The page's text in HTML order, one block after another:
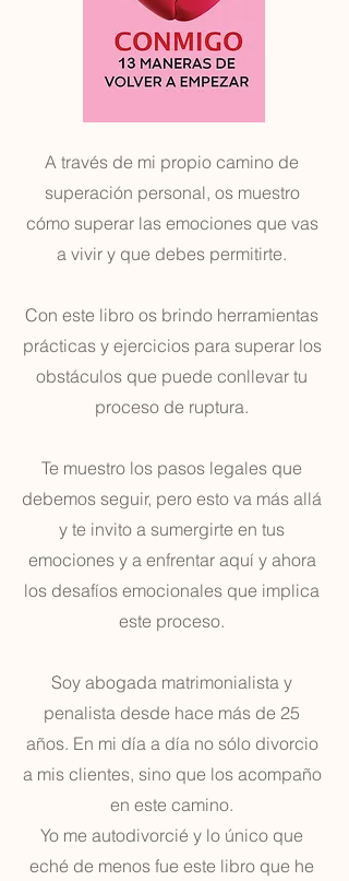
A través de mi propio camino de
superación personal, os muestro
cómo superar las emociones que vas
a vivir y que debes permitirte.
Con este libro os brindo herramientas
prácticas y ejercicios para superar los
obstáculos que puede conllevar tu
proceso de ruptura.
Te muestro los pasos legales que
debemos seguir, pero esto va más allá
y te invito a sumergirte en tus
emociones y a enfrentar aquí y ahora
los desafíos emocionales que implica
este proceso.
Soy abogada matrimonialista y
penalista desde hace más de 25
años. En mi día a día no sólo divorcio
a mis clientes, sino que los acompaño
en este camino.
Yo me autodivorcié y lo único que
eché de menos fue este libro que he